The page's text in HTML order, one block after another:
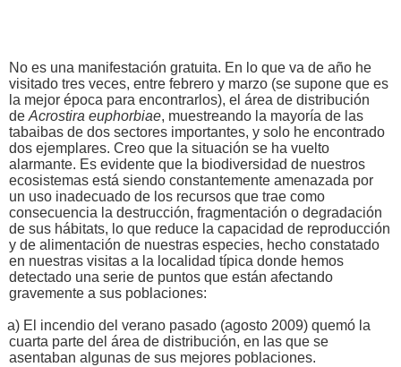
No es una manifestación gratuita. En lo que va de año he
visitado tres veces, entre febrero y marzo (se supone que es
la mejor época para encontrarlos), el área de distribución
de Acrostira euphorbiae, muestreando la mayoría de las
tabaibas de dos sectores importantes, y solo he encontrado
dos ejemplares. Creo que la situación se ha vuelto
alarmante. Es evidente que la biodiversidad de nuestros
ecosistemas está siendo constantemente amenazada por
un uso inadecuado de los recursos que trae como
consecuencia la destrucción, fragmentación o degradación
de sus hábitats, lo que reduce la capacidad de reproducción
y de alimentación de nuestras especies, hecho constatado
en nuestras visitas a la localidad típica donde hemos
detectado una serie de puntos que están afectando
gravemente a sus poblaciones:
a) El incendio del verano pasado (agosto 2009) quemó la
cuarta parte del área de distribución, en las que se
asentaban algunas de sus mejores poblaciones.